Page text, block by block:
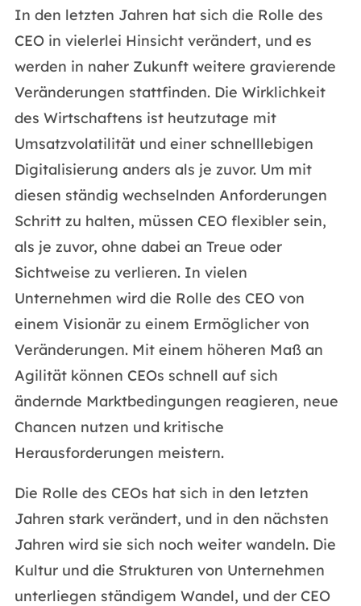
In den letzten Jahren hat sich die Rolle des
CEO in vielerlei Hinsicht verändert, und es
werden in naher Zukunft weitere gravierende
Veränderungen stattfinden. Die Wirklichkeit
des Wirtschaftens ist heutzutage mit
Umsatzvolatilität und einer schnelllebigen
Digitalisierung anders als je zuvor. Um mit
diesen ständig wechselnden Anforderungen
Schritt zu halten, müssen​ CEO flexibler sein,
als je zuvor, ohne dabei an Treue oder
Sichtweise zu verlieren. In vielen
Unternehmen wird die Rolle des CEO von
einem Visionär zu einem Ermöglicher von
Veränderungen. Mit einem höheren Maß an
Agilität können CEOs schnell auf sich
ändernde Marktbedingungen reagieren, neue
Chancen nutzen und kritische
Herausforderungen meistern.
Die Rolle des CEOs hat sich in den letzten
Jahren stark verändert, und in den nächsten
Jahren wird sie sich noch weiter wandeln. Die
Kultur und die Strukturen von Unternehmen
unterliegen ständigem Wandel, und der CEO